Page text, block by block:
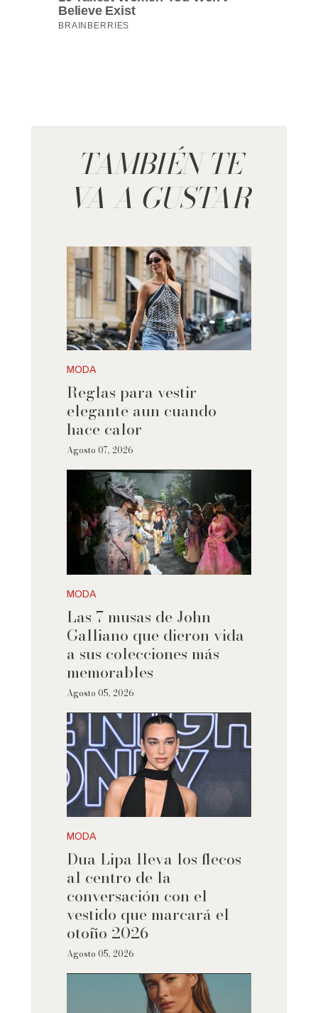
TAMBIÉN TE
VA A GUSTAR
MODA
Reglas para vestir
elegante aun cuando
hace calor
Agosto 07, 2026
MODA
Las 7 musas de John
Galliano que dieron vida
a sus colecciones más
memorables
Agosto 05, 2026
MODA
Dua Lipa lleva los flecos
al centro de la
conversación con el
vestido que marcará el
otoño 2026
Agosto 05, 2026